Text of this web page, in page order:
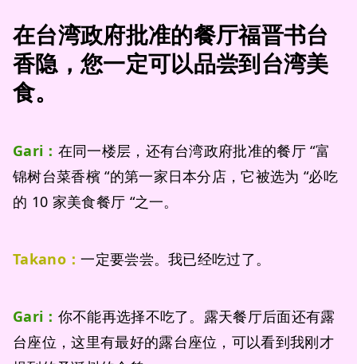
在台湾政府批准的餐厅福晋书台
香隐，您一定可以品尝到台湾美
食。
Gari： 在同一楼层，还有台湾政府批准的餐厅 “富
锦树台菜香檳 “的第一家日本分店，它被选为 “必吃
的 10 家美食餐厅 “之一。
Takano：一定要尝尝。我已经吃过了。
Gari： 你不能再选择不吃了。露天餐厅后面还有露
台座位，这里有最好的露台座位，可以看到我刚才